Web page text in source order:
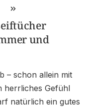
und
– schon allein mit
herrliches Gefühl
natürlich ein gutes